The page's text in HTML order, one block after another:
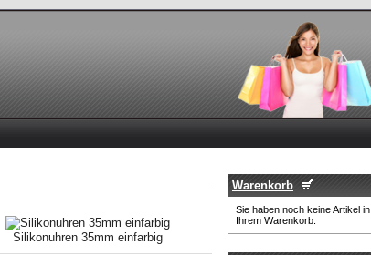
Warenkorb
Sie haben noch keine Artikel in
Ihrem Warenkorb.
Silikonuhren 35mm einfarbig